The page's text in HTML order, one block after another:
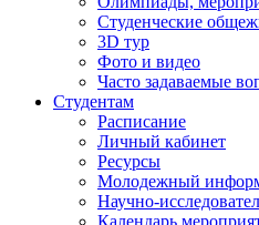
Студенческие
3D тур
Фото и видео
Часто задаваемые
Студентам
Расписание
Личный кабинет
Ресурсы
Молодежный
Научно-
Календарь